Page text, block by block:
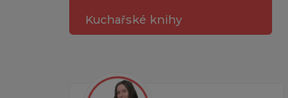
Kuchařské knihy